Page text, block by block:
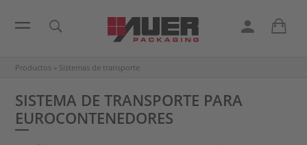
Productos » Sistemas de transporte
SISTEMA DE TRANSPORTE PARA
EUROCONTENEDORES